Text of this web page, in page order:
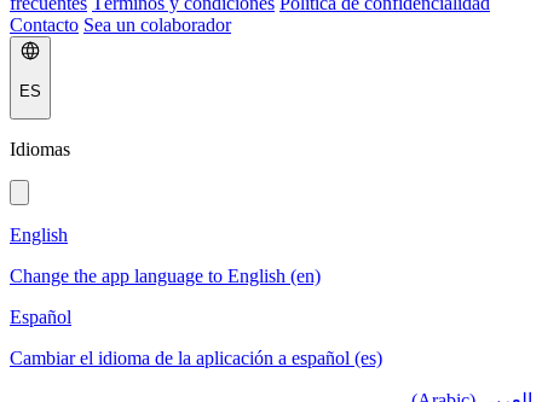
Contacto Sea un colaborador
ES
Idiomas
English
Change the app language to English (en)
Español
Cambiar el idioma de la aplicación a español (es)